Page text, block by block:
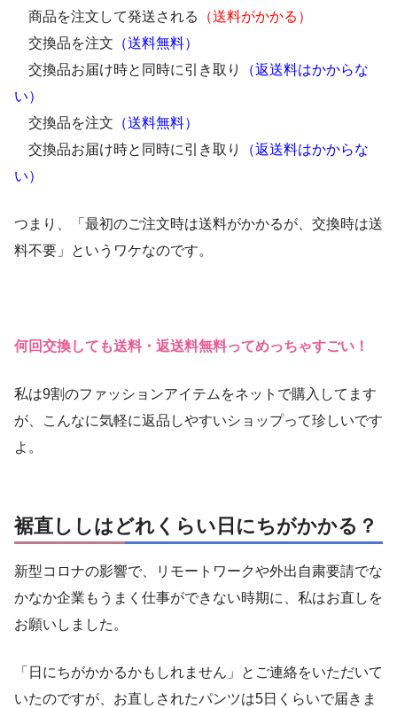
商品を注文して発送される
（送料がかかる）
交換品を注文 （送料無料）
交換品お届け時と同時に引き取り
（返送料はかからな
い）
交換品を注文 （送料無料）
交換品お届け時と同時に引き取り
（返送料はかからな
い）
つまり、「最初のご注文時は送料がかかるが、交換時は送
料不要」というワケなのです。
何回交換しても送料・返送料無料ってめっちゃすごい！
私は9割のファッションアイテムをネットで購入してます
が、こんなに気軽に返品しやすいショップって珍しいです
よ。
裾直ししはどれくらい日にちがかかる？
新型コロナの影響で、リモートワークや外出自粛要請でな
かなか企業もうまく仕事ができない時期に、私はお直しを
お願いしました。
「日にちがかかるかもしれません」とご連絡をいただいて
いたのですが、お直しされたパンツは5日くらいで届きま